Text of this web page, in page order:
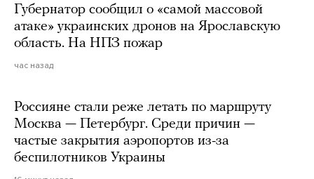
Губернатор сообщил о «самой массовой
атаке» украинских дронов на Ярославскую
область. На НПЗ пожар
час назад
Россияне стали реже летать по маршруту
Москва — Петербург. Среди причин —
частые закрытия аэропортов из-за
беспилотников Украины